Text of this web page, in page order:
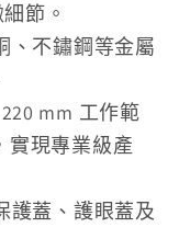
節。
、不鏽鋼等金屬
mm 工作範
實現專業級產
護蓋、護眼蓋及